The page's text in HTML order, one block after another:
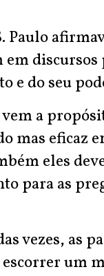
Paulo
em
e do seu
a
mas eficaz
eles
para as
vezes, as
um